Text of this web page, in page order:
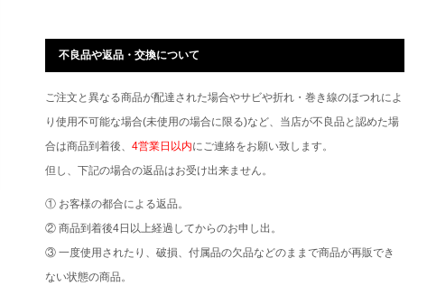
不良品や返品・交換について
ご注文と異なる商品が配達された場合やサビや折れ・巻き線のほつれによ
り使用不可能な場合(未使用の場合に限る)など、当店が不良品と認めた場
合は商品到着後、 4営業日以内にご連絡をお願い致します。
但し、下記の場合の返品はお受け出来ません。
① お客様の都合による返品。
② 商品到着後4日以上経過してからのお申し出。
③ 一度使用されたり、破損、付属品の欠品などのままで商品が再販でき
ない状態の商品。